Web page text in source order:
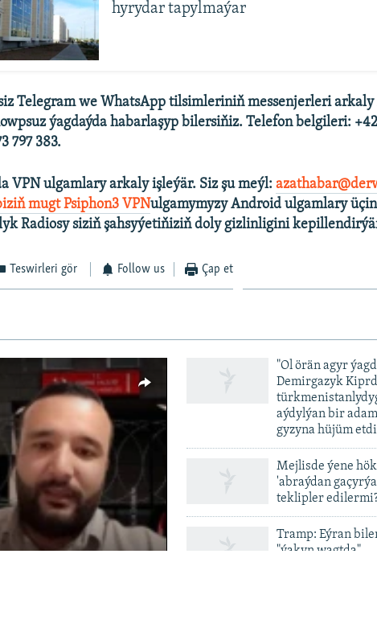
hyrydar tapylmaýar
Telegram we WhatsApp tilsimleriniň messenjerleri
ýagdaýda habarlaşyp bilersiňiz. Telefon belgileri:
797 383.
VPN ulgamlary arkaly işleýär. Siz şu meýl:
mugt Psiphon3 VPNulgamymyzy Android ulgamlary
Radiosy siziň şahsyýetiňiziň doly gizlinligini
Teswirleri gör Follow us Çap et
"Ol örän agyr
Demirgazyk
aýdylýan bir
gyzyna hüjüm etdi
Mejlisde ýene
'abraýdan
teklipler
Tramp: Eýran
"ýakyn wagtda"